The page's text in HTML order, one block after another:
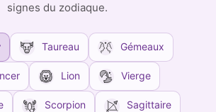
signes du zodiaque.
Taureau Gémeaux
Lion Vierge
Scorpion Sagittaire